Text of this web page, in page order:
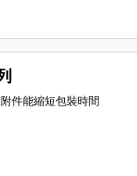
件能縮短包裝時間